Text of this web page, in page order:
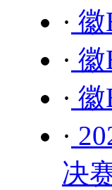
·
·
·
·
决